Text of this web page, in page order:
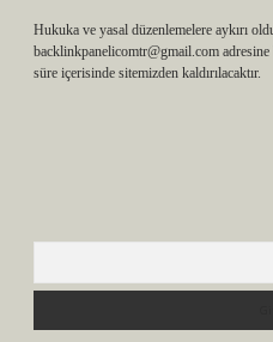
Hukuka ve yasal düzenlemelere aykırı
backlinkpanelicomtr@gmail.com
süre içerisinde sitemizden kaldırılacaktır.